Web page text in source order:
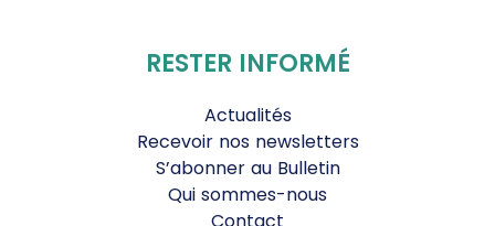
RESTER INFORMÉ
Actualités
Recevoir nos newsletters
S’abonner au Bulletin
Qui sommes-nous